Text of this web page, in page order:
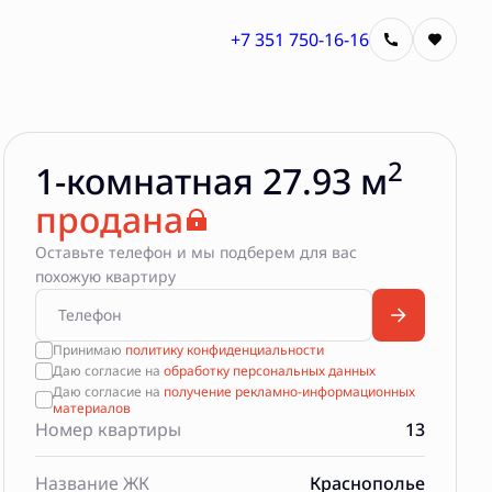
+7 351 750-16-16
1-комнатная 27.93 м2
продана
Оставьте телефон и мы подберем для вас
похожую квартиру
Принимаю политику конфиденциальности
Даю согласие на обработку персональных данных
Даю согласие на получение рекламно-информационных
материалов
Номер квартиры 13
Название ЖК Краснополье